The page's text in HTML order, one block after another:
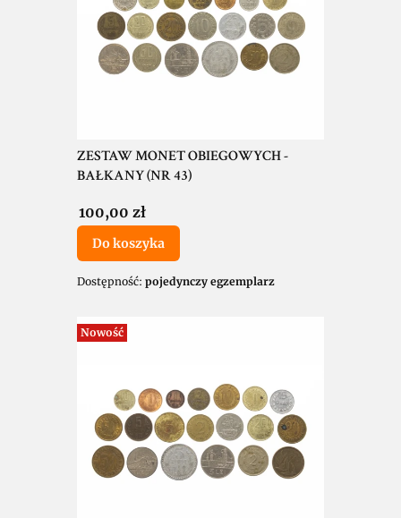
ZESTAW MONET OBIEGOWYCH -
BAŁKANY (NR 43)
Cena
100,00 zł
Do koszyka
Dostępność: pojedynczy egzemplarz
Nowość